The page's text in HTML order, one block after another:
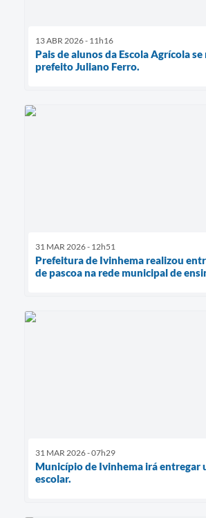
13 ABR 2026 - 11h16
Pais de alunos da Escola Agrícola
prefeito Juliano Ferro.
31 MAR 2026 - 12h51
Prefeitura de Ivinhema realizou
de pascoa na rede municipal de
31 MAR 2026 - 07h29
Município de Ivinhema irá entregar
escolar.